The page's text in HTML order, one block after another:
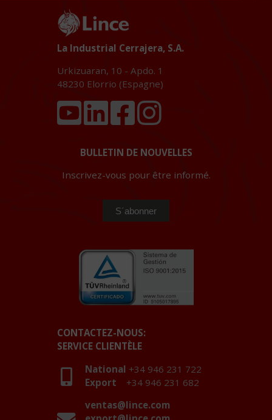
La Industrial Cerrajera, S.A.
Urkizuaran, 10 - Apdo. 1
48230 Elorrio (Espagne)
BULLETIN DE NOUVELLES
Inscrivez-vous pour être informé.
CONTACTEZ-NOUS:
SERVICE CLIENTÈLE
National +34 946 231 722
Export +34 946 231 682
ventas@lince.com